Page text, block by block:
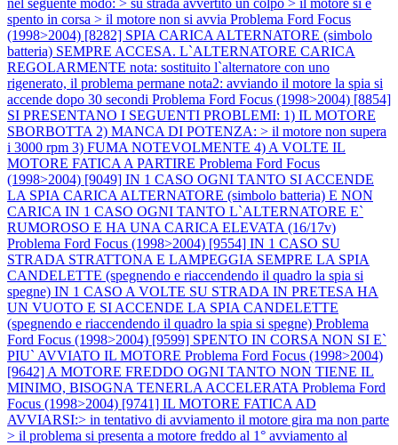
spento in corsa > il motore non si avvia Problema Ford Focus
(1998>2004) [8282] SPIA CARICA ALTERNATORE (simbolo
batteria) SEMPRE ACCESA. L`ALTERNATORE CARICA
REGOLARMENTE nota: sostituito l`alternatore con uno
rigenerato, il problema permane nota2: avviando il motore la spia si
accende dopo 30 secondi Problema Ford Focus (1998>2004) [8854]
SI PRESENTANO I SEGUENTI PROBLEMI: 1) IL MOTORE
SBORBOTTA 2) MANCA DI POTENZA: > il motore non supera
i 3000 rpm 3) FUMA NOTEVOLMENTE 4) A VOLTE IL
MOTORE FATICA A PARTIRE Problema Ford Focus
(1998>2004) [9049] IN 1 CASO OGNI TANTO SI ACCENDE
LA SPIA CARICA ALTERNATORE (simbolo batteria) E NON
CARICA IN 1 CASO OGNI TANTO L`ALTERNATORE E`
RUMOROSO E HA UNA CARICA ELEVATA (16/17v)
Problema Ford Focus (1998>2004) [9554] IN 1 CASO SU
STRADA STRATTONA E LAMPEGGIA SEMPRE LA SPIA
CANDELETTE (spegnendo e riaccendendo il quadro la spia si
spegne) IN 1 CASO A VOLTE SU STRADA IN PRETESA HA
UN VUOTO E SI ACCENDE LA SPIA CANDELETTE
(spegnendo e riaccendendo il quadro la spia si spegne) Problema
Ford Focus (1998>2004) [9599] SPENTO IN CORSA NON SI E`
PIU` AVVIATO IL MOTORE Problema Ford Focus (1998>2004)
[9642] A MOTORE FREDDO OGNI TANTO NON TIENE IL
MINIMO, BISOGNA TENERLA ACCELERATA Problema Ford
Focus (1998>2004) [9741] IL MOTORE FATICA AD
AVVIARSI:> in tentativo di avviamento il motore gira ma non parte
> il problema si presenta a motore freddo al 1° avviamento al